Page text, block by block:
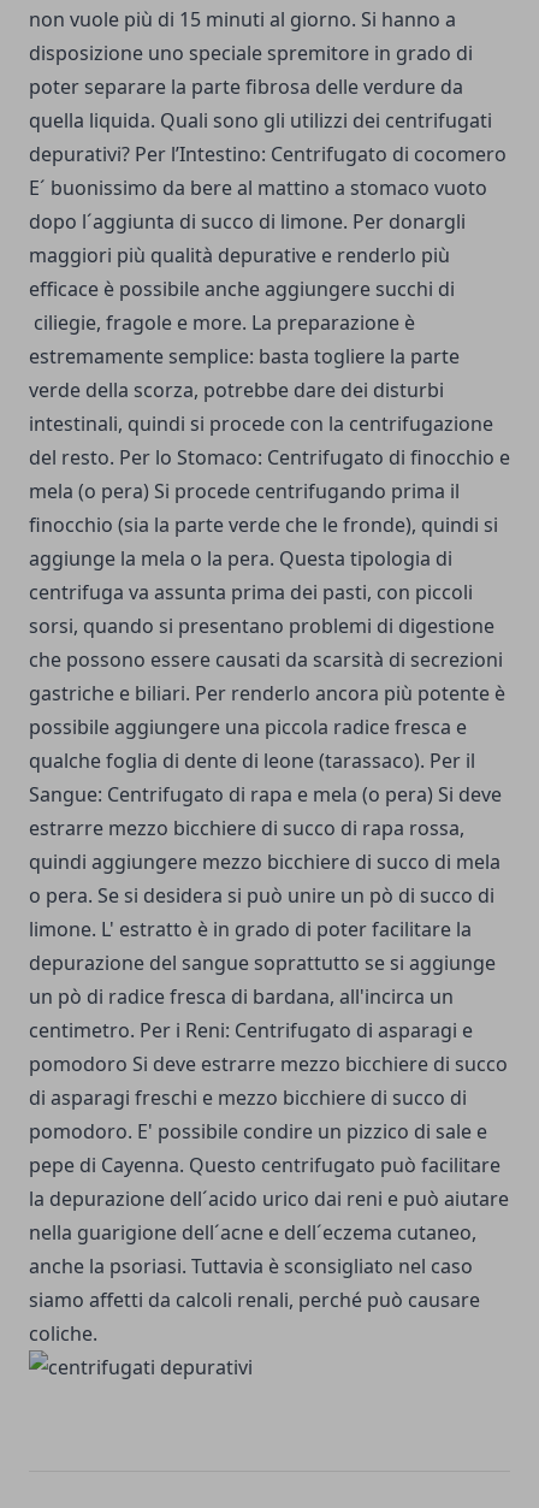
non vuole più di 15 minuti al giorno. Si hanno a
disposizione uno speciale spremitore in grado di
poter separare la parte fibrosa delle verdure da
quella liquida. Quali sono gli utilizzi dei centrifugati
depurativi? Per l’Intestino: Centrifugato di cocomero
E´ buonissimo da bere al mattino a stomaco vuoto
dopo l´aggiunta di succo di limone. Per donargli
maggiori più qualità depurative e renderlo più
efficace è possibile anche aggiungere succhi di
ciliegie, fragole e more. La preparazione è
estremamente semplice: basta togliere la parte
verde della scorza, potrebbe dare dei disturbi
intestinali, quindi si procede con la centrifugazione
del resto. Per lo Stomaco: Centrifugato di finocchio e
mela (o pera) Si procede centrifugando prima il
finocchio (sia la parte verde che le fronde), quindi si
aggiunge la mela o la pera. Questa tipologia di
centrifuga va assunta prima dei pasti, con piccoli
sorsi, quando si presentano problemi di digestione
che possono essere causati da scarsità di secrezioni
gastriche e biliari. Per renderlo ancora più potente è
possibile aggiungere una piccola radice fresca e
qualche foglia di dente di leone (tarassaco). Per il
Sangue: Centrifugato di rapa e mela (o pera) Si deve
estrarre mezzo bicchiere di succo di rapa rossa,
quindi aggiungere mezzo bicchiere di succo di mela
o pera. Se si desidera si può unire un pò di succo di
limone. L' estratto è in grado di poter facilitare la
depurazione del sangue soprattutto se si aggiunge
un pò di radice fresca di bardana, all'incirca un
centimetro. Per i Reni: Centrifugato di asparagi e
pomodoro Si deve estrarre mezzo bicchiere di succo
di asparagi freschi e mezzo bicchiere di succo di
pomodoro. E' possibile condire un pizzico di sale e
pepe di Cayenna. Questo centrifugato può facilitare
la depurazione dell´acido urico dai reni e può aiutare
nella guarigione dell´acne e dell´eczema cutaneo,
anche la psoriasi. Tuttavia è sconsigliato nel caso
siamo affetti da calcoli renali, perché può causare
coliche.